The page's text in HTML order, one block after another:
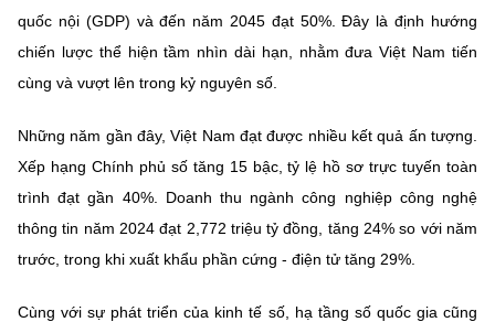
Năng lượng nguyên tử
Nhiệm vụ trọng tâm
Chọn ngôn ngữ
BỘ KHOA HỌC VÀ CÔNG NGHỆ
quốc nội (GDP) và đến năm 2045 đạt 50%. Đây là định hướng
chiến lược thể hiện tầm nhìn dài hạn, nhằm đưa Việt Nam tiến
cùng và vượt lên trong kỷ nguyên số.
Những năm gần đây, Việt Nam đạt được nhiều kết quả ấn tượng.
Xếp hạng Chính phủ số tăng 15 bậc, tỷ lệ hồ sơ trực tuyến toàn
trình đạt gần 40%. Doanh thu ngành công nghiệp công nghệ
thông tin năm 2024 đạt 2,772 triệu tỷ đồng, tăng 24% so với năm
trước, trong khi xuất khẩu phần cứng - điện tử tăng 29%.
Cùng với sự phát triển của kinh tế số, hạ tầng số quốc gia cũng